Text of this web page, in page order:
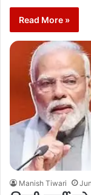
Read More »
Manish Tiwari